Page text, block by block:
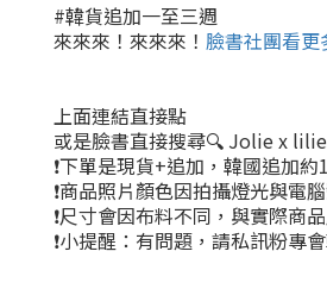
#韓貨追加一至三週
來來來！來來來！ 臉書社團看更
上面連結直接點
或是臉書直接搜尋🔍 Jolie x
❗下單是現貨+追加，韓國追加
❗商品照片顏色因拍攝燈光與電
❗尺寸會因布料不同，與實際商
❗小提醒：有問題，請私訊粉專